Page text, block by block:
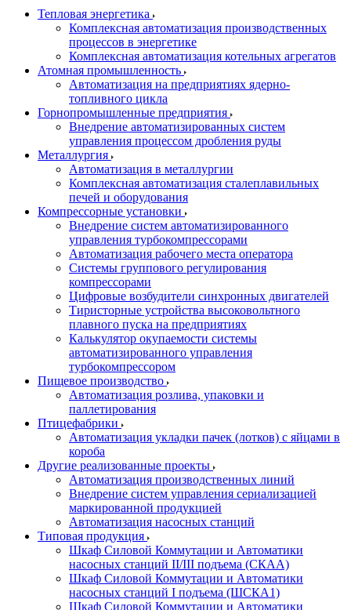
Тепловая энергетика
Комплексная автоматизация производственных
процессов в энергетике
Комплексная автоматизация котельных агрегатов
Атомная промышленность
Автоматизация на предприятиях ядерно-
топливного цикла
Горнопромышленные предприятия
Внедрение автоматизированных систем
управления процессом дробления руды
Металлургия
Автоматизация в металлургии
Комплексная автоматизация сталеплавильных
печей и оборудования
Компрессорные установки
Внедрение систем автоматизированного
управления турбокомпрессорами
Автоматизация рабочего места оператора
Системы группового регулирования
компрессорами
Цифровые возбудители синхронных двигателей
Тиристорные устройства высоковольтного
плавного пуска на предприятиях
Калькулятор окупаемости системы
автоматизированного управления
турбокомпрессором
Пищевое производство
Автоматизация розлива, упаковки и
паллетирования
Птицефабрики
Автоматизация укладки пачек (лотков) с яйцами в
короба
Другие реализованные проекты
Автоматизация производственных линий
Внедрение систем управления сериализацией
маркированной продукцией
Автоматизация насосных станций
Типовая продукция
Шкаф Силовой Коммутации и Автоматики
насосных станций II/III подъема (СКАА)
Шкаф Силовой Коммутации и Автоматики
насосных станций I подъема (ШСКА1)
Шкаф Силовой Коммутации и Автоматики